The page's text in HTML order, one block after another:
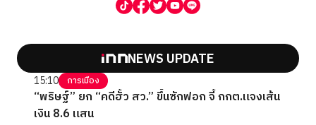
NEWS UPDATE
15:10 การเมือง
“พริษฐ์” ยก “คดีฮั้ว สว.” ขึ้นซักฟอก จี้ กกต.แจงเส้น
เงิน 8.6 แสน